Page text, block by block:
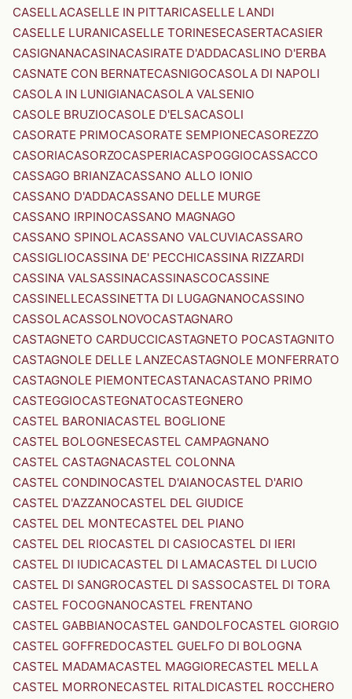
CASELLACASELLE IN PITTARICASELLE LANDI
CASELLE LURANICASELLE TORINESECASERTACASIER
CASIGNANACASINACASIRATE D'ADDACASLINO D'ERBA
CASNATE CON BERNATECASNIGOCASOLA DI NAPOLI
CASOLA IN LUNIGIANACASOLA VALSENIO
CASOLE BRUZIOCASOLE D'ELSACASOLI
CASORATE PRIMOCASORATE SEMPIONECASOREZZO
CASORIACASORZOCASPERIACASPOGGIOCASSACCO
CASSAGO BRIANZACASSANO ALLO IONIO
CASSANO D'ADDACASSANO DELLE MURGE
CASSANO IRPINOCASSANO MAGNAGO
CASSANO SPINOLACASSANO VALCUVIACASSARO
CASSIGLIOCASSINA DE' PECCHICASSINA RIZZARDI
CASSINA VALSASSINACASSINASCOCASSINE
CASSINELLECASSINETTA DI LUGAGNANOCASSINO
CASSOLACASSOLNOVOCASTAGNARO
CASTAGNETO CARDUCCICASTAGNETO POCASTAGNITO
CASTAGNOLE DELLE LANZECASTAGNOLE MONFERRATO
CASTAGNOLE PIEMONTECASTANACASTANO PRIMO
CASTEGGIOCASTEGNATOCASTEGNERO
CASTEL BARONIACASTEL BOGLIONE
CASTEL BOLOGNESECASTEL CAMPAGNANO
CASTEL CASTAGNACASTEL COLONNA
CASTEL CONDINOCASTEL D'AIANOCASTEL D'ARIO
CASTEL D'AZZANOCASTEL DEL GIUDICE
CASTEL DEL MONTECASTEL DEL PIANO
CASTEL DEL RIOCASTEL DI CASIOCASTEL DI IERI
CASTEL DI IUDICACASTEL DI LAMACASTEL DI LUCIO
CASTEL DI SANGROCASTEL DI SASSOCASTEL DI TORA
CASTEL FOCOGNANOCASTEL FRENTANO
CASTEL GABBIANOCASTEL GANDOLFOCASTEL GIORGIO
CASTEL GOFFREDOCASTEL GUELFO DI BOLOGNA
CASTEL MADAMACASTEL MAGGIORECASTEL MELLA
CASTEL MORRONECASTEL RITALDICASTEL ROCCHERO